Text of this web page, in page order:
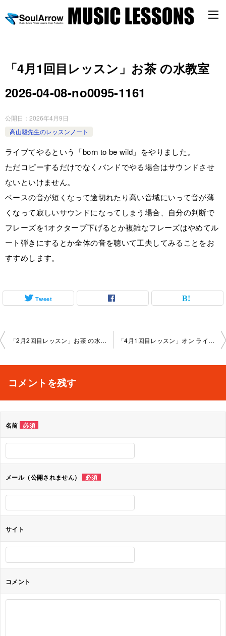
「4月1回目レッスン」お茶 の水教室
2026-04-08-no0095-1161
公開日： 2026年4月9日
高山毅先生のレッスンノート
ライブてやるという「born to be wild」をやりました。
ただコピーするだけでなくバンドでやる場合はサウンドさせ
ないといけません。
ベースの音が短くなって途切れたり高い音域にいって音が薄
くなって寂しいサウンドになってしまう場合、自分の判断で
フレーズを1オクターブ下げるとか複雑なフレーズはやめてル
ート弾きにするとか全体の音を聴いて工夫してみることをお
すすめします。
Tweet
投
ビ
シ
ョ
ン
「2月2回目レッスン」お茶 の水教室 2026-02-16-no0095-1161 「4月1回目レッスン」オン ライン教室 2026-04-20-no0095-0024
コメントを残す
名前 必須
メール（公開されません） 必須
サイト
コメント